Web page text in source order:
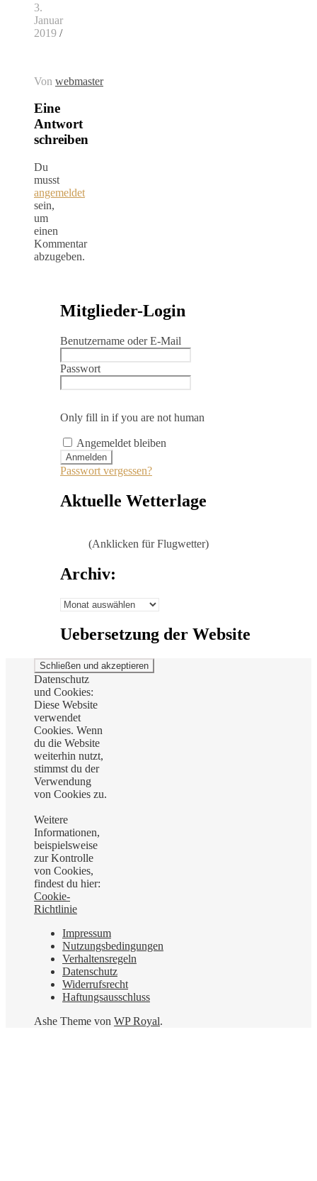
3.
Januar
2019 /
Von webmaster
Eine
Antwort
schreiben
Du
musst
angemeldet
sein,
um
einen
Kommentar
abzugeben.
Mitglieder-Login
Benutzername oder E-Mail
Passwort
Only fill in if you are not human
Angemeldet bleiben
Passwort vergessen?
Aktuelle Wetterlage
(Anklicken für Flugwetter)
Archiv:
Archiv:
Uebersetzung der Website
Datenschutz
und Cookies:
Diese Website
verwendet
Cookies. Wenn
du die Website
weiterhin nutzt,
stimmst du der
Verwendung
von Cookies zu.
Weitere
Informationen,
beispielsweise
zur Kontrolle
von Cookies,
findest du hier:
Cookie-
Richtlinie
Impressum
Nutzungsbedingungen
Verhaltensregeln
Datenschutz
Widerrufsrecht
Haftungsausschluss
Ashe Theme von WP Royal.